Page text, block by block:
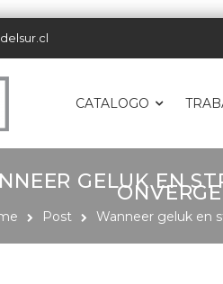
CATALOGO
GELUK EN
Post Wanneer geluk en